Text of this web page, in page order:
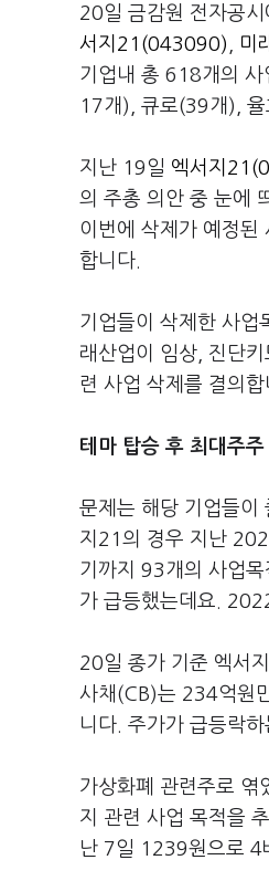
20일 금감원 전자공
서지21(043090)
미
기업내 총 618개의
17개), 큐로(39개),
지난 19일 엑서지
의 주총 의안 중 눈에
이번에 삭제가 예정
합니다.
기업들이 삭제한 사업
래산업이 임상, 진단
련 사업 삭제를 결의
테마 탑승 후 최대주
문제는 해당 기업들이
지21의 경우 지난
기까지 93개의 사업
가 급등했는데요.
20일 종가 기준 엑서
사채(CB)는 234억원
니다. 주가가 급등락
가상화폐 관련주로 엮
지 관련 사업 목적을
난 7일 1239원으로 4